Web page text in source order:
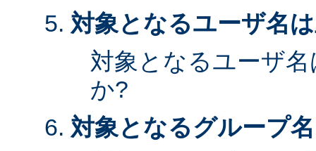
対象となるユーザ名
対象となるユーザ
か?
対象となるグループ